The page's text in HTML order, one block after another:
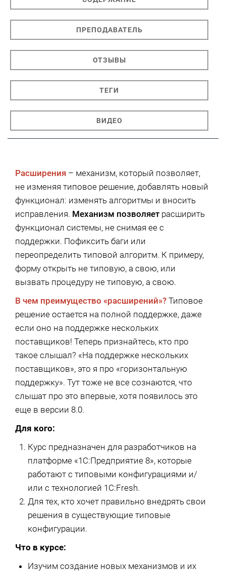
ПРЕПОДАВАТЕЛЬ
ОТЗЫВЫ
ТЕГИ
ВИДЕО
Расширения – механизм, который позволяет,
не изменяя типовое решение, добавлять новый
функционал: изменять алгоритмы и вносить
исправления. Механизм позволяетрасширить
функционал системы, не снимая ее с
поддержки. Пофиксить баги или
переопределить типовой алгоритм. К примеру,
форму открыть не типовую, а свою, или
вызвать процедуру не типовую, а свою.
В чем преимущество «расширений»? Типовое
решение остается на полной поддержке, даже
если оно на поддержке нескольких
поставщиков! Теперь признайтесь, кто про
такое слышал? «На поддержке нескольких
поставщиков», это я про «горизонтальную
поддержку». Тут тоже не все сознаются, что
слышат про это впервые, хотя появилось это
еще в версии 8.0.
Для кого:
Курс предназначен для разработчиков на
платформе «1С:Предприятие 8», которые
работают с типовыми конфигурациями и/
или с технологией 1C:Fresh.
Для тех, кто хочет правильно внедрять свои
решения в существующие типовые
конфигурации.
Что в курсе:
Изучим создание новых механизмов и их